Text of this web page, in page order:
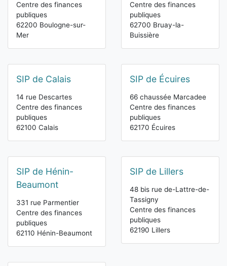
Centre des finances
publiques
62200 Boulogne-sur-
Mer
Centre des finances
publiques
62700 Bruay-la-
Buissière
SIP de Calais
14 rue Descartes
Centre des finances
publiques
62100 Calais
SIP de Écuires
66 chaussée Marcadee
Centre des finances
publiques
62170 Écuires
SIP de Hénin-
Beaumont
331 rue Parmentier
Centre des finances
publiques
62110 Hénin-Beaumont
SIP de Lillers
48 bis rue de-Lattre-de-
Tassigny
Centre des finances
publiques
62190 Lillers